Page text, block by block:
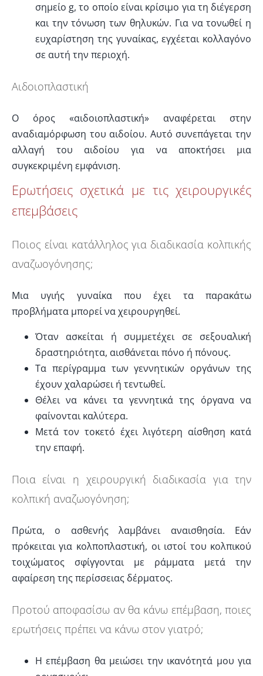
σημείο g, το οποίο είναι κρίσιμο για τη διέγερση
και την τόνωση των θηλυκών. Για να τονωθεί η
ευχαρίστηση της γυναίκας, εγχέεται κολλαγόνο
σε αυτή την περιοχή.
Αιδοιοπλαστική
Ο όρος «αιδοιοπλαστική» αναφέρεται στην
αναδιαμόρφωση του αιδοίου. Αυτό συνεπάγεται την
αλλαγή του αιδοίου για να αποκτήσει μια
συγκεκριμένη εμφάνιση.
Ερωτήσεις σχετικά με τις χειρουργικές
επεμβάσεις
Ποιος είναι κατάλληλος για διαδικασία κολπικής
αναζωογόνησης;
Μια υγιής γυναίκα που έχει τα παρακάτω
προβλήματα μπορεί να χειρουργηθεί.
Όταν ασκείται ή συμμετέχει σε σεξουαλική
δραστηριότητα, αισθάνεται πόνο ή πόνους.
Τα περίγραμμα των γεννητικών οργάνων της
έχουν χαλαρώσει ή τεντωθεί.
Θέλει να κάνει τα γεννητικά της όργανα να
φαίνονται καλύτερα.
Μετά τον τοκετό έχει λιγότερη αίσθηση κατά
την επαφή.
Ποια είναι η χειρουργική διαδικασία για την
κολπική αναζωογόνηση;
Πρώτα, ο ασθενής λαμβάνει αναισθησία. Εάν
πρόκειται για κολποπλαστική, οι ιστοί του κολπικού
τοιχώματος σφίγγονται με ράμματα μετά την
αφαίρεση της περίσσειας δέρματος.
Προτού αποφασίσω αν θα κάνω επέμβαση, ποιες
ερωτήσεις πρέπει να κάνω στον γιατρό;
Η επέμβαση θα μειώσει την ικανότητά μου για